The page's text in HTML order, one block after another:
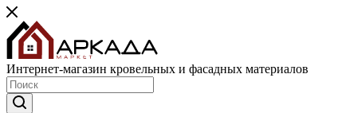
Интернет-магазин кровельных и фасадных материалов